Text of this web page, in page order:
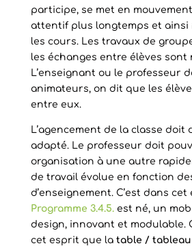
participe, se met en
attentif plus longtemps et ainsi
les cours. Les travaux de
les échanges entre élèves sont
L’enseignant ou le professeur
animateurs, on dit que les
entre eux.
L’agencement de la classe doit
adapté. Le professeur doit
organisation à une autre
de travail évolue en fonction
d’enseignement. C’est dans
Programme 3.4.5.est né, un
design, innovant et modulable.
cet esprit que la table / tableau